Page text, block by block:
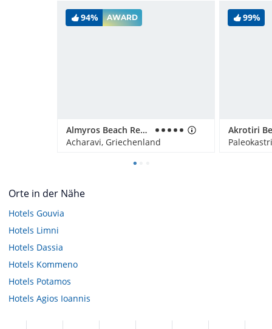
94% AWARD
Almyros Beach Resort & Spa
Acharavi, Griechenland
99%
Orte in der Nähe
Hotels Gouvia
Hotels Limni
Hotels Dassia
Hotels Kommeno
Hotels Potamos
Hotels Agios Ioannis